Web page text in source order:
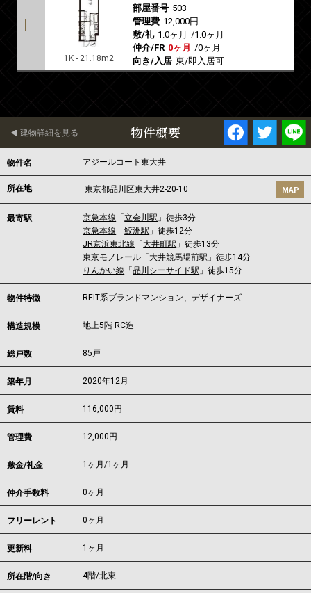
1K - 21.18m2
部屋番号 503
管理費 12,000円
敷/礼 1.0ヶ月 /1.0ヶ月
仲介/FR 0ヶ月 /0ヶ月
向き/入居 東/即入居可
物件概要
建物詳細を見る
物件名 アジールコート東大井
所在地 東京都品川区東大井2-20-10 MAP
最寄駅 京急本線 「立会川駅 」徒歩3分
京急本線 「鮫洲駅 」徒歩12分
JR京浜東北線 「 大井町駅 」徒歩13分
東京モノレール 「 大井競馬場前駅 」徒歩14分
りんかい線 「品川シーサイド駅 」徒歩15分
物件特徴 REIT系ブランドマンション、デザイナーズ
構造規模 地上5階 RC造
総戸数 85戸
築年月 2020年12月
賃料 116,000 円
管理費 12,000円
敷金/礼金 1ヶ月/1ヶ月
仲介手数料 0ヶ月
フリーレント 0ヶ月
更新料 1ヶ月
所在階/向き 4階/北東